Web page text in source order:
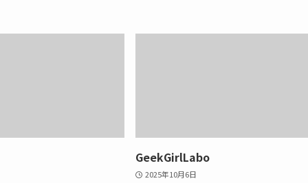
GeekGirlLabo
2025年10月6日